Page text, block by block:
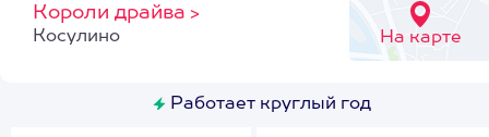
Короли драйва >
На карте
Косулино
Работает круглый год